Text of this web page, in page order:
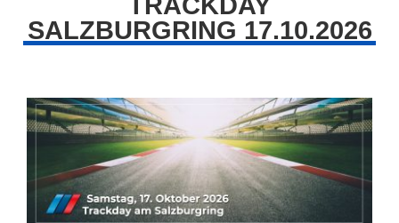
TRACKDAY
SALZBURGRING 17.10.2026